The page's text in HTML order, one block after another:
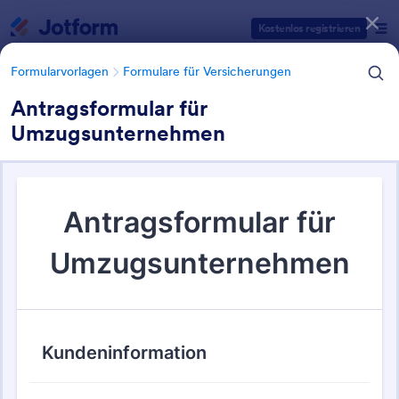
Kostenlos registrieren
Formularvorlagen Formulare für Versicherungen
Antragsformular für
Umzugsunternehmen
Formulare für Versicherungen
65 Vorlagen
Formularvorlagen Kategorien